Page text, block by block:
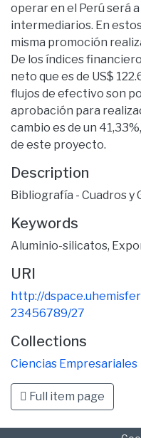
operar en el Perú será
intermediarios. En
misma promoción
De los índices
neto que es de US$
flujos de efectivo son
aprobación para
cambio es de un
de este proyecto.
Description
Bibliografía - Cuadros y
Keywords
Aluminio-silicatos,
URI
http://
23456789/27
Collections
Ciencias Empresariales
Full item page